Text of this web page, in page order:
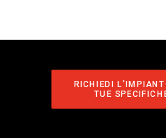
RICHIEDI
TUE